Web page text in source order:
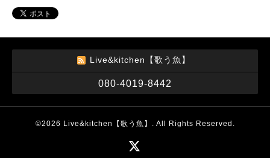
Live&kitchen【歌う魚】
080-4019-8442
©2026 Live&kitchen【歌う魚】 . All Rights Reserved.